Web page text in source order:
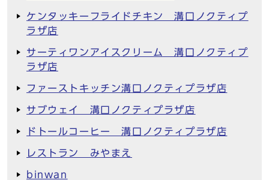
ケンタッキーフライドチキン 溝口ノクティプ
ラザ店
サーティワンアイスクリーム 溝口ノクティプ
ラザ店
ファーストキッチン溝口ノクティプラザ店
サブウェイ 溝口ノクティプラザ店
ドトールコーヒー 溝口ノクティプラザ店
レストラン みやまえ
binwan